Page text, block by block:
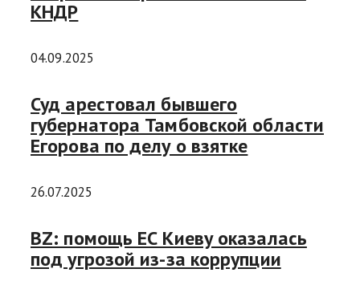
КНДР
04.09.2025
Суд арестовал бывшего
губернатора Тамбовской области
Егорова по делу о взятке
26.07.2025
BZ: помощь ЕС Киеву оказалась
под угрозой из-за коррупции